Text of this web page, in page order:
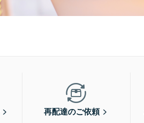
再配達のご依頼